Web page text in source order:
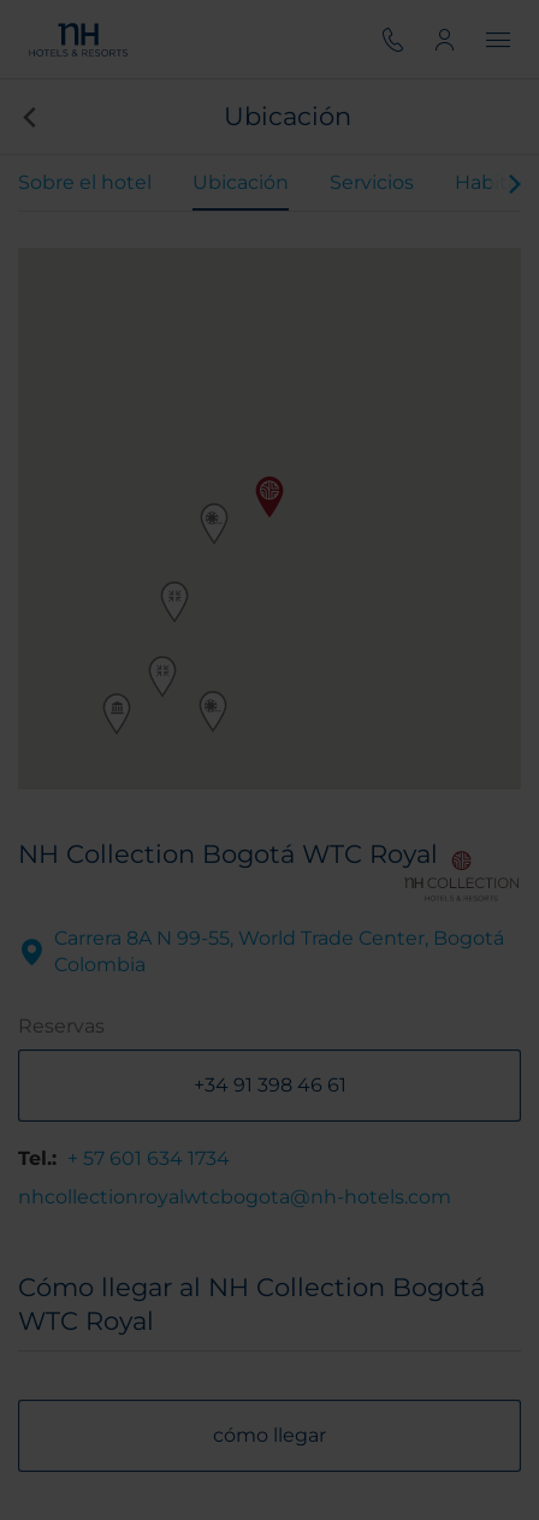
Ubicación
Sobre el hotel Ubicación Servicios
NH Collection Bogotá WTC Royal
Carrera 8A N 99-55, World Trade Center, Bogotá
Colombia
Reservas
+34 91 398 46 61
Tel.: + 57 601 634 1734
nhcollectionroyalwtcbogota@nh-hotels.com
Cómo llegar al NH Collection Bogotá
WTC Royal
cómo llegar